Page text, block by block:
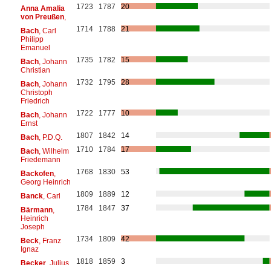
Anna Amalia
von Preußen,
1723 1787 20
Bach, Carl
Philipp
Emanuel
1714 1788 21
Bach, Johann
Christian
1735 1782 15
Bach, Johann
Christoph
Friedrich
1732 1795 28
Bach, Johann
Ernst
1722 1777 10
Bach, P.D.Q. 1807 1842
14
Bach, Wilhelm
Friedemann
1710 1784 17
Backofen,
Georg Heinrich
1768 1830 53
Banck, Carl 1809 1889
12
Bärmann,
Heinrich
Joseph
1784 1847 37
Beck, Franz
Ignaz
1734 1809 42
Becker, Julius 1818 1859
3